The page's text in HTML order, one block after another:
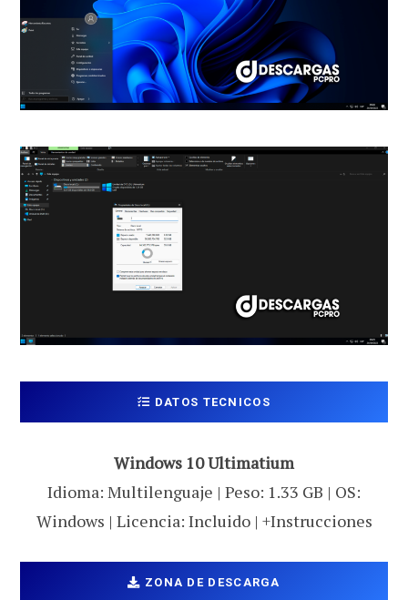
DATOS TECNICOS
Windows 10 Ultimatium
Idioma: Multilenguaje | Peso: 1.33 GB | OS:
Windows | Licencia: Incluido | +Instrucciones
ZONA DE DESCARGA